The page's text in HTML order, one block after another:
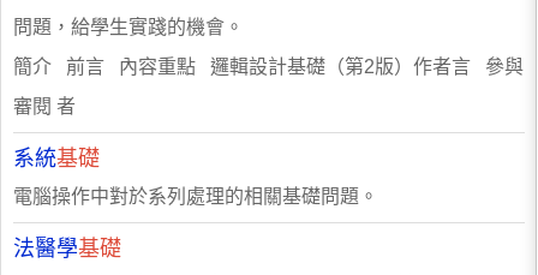
問題，給學生實踐的機會。
簡介 前言 內容重點 邏輯設計基礎（第2版）作者言 參與
審閱 者
系統基礎
電腦操作中對於系列處理的相關基礎問題。
法醫學基礎